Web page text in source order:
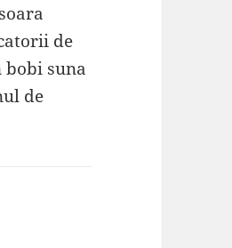
de
bobi suna
de